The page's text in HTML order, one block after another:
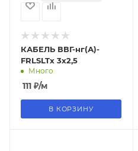
КАБЕЛЬ ВВГ-нг(А)-
FRLSLTx 3х2,5
Много
111 ₽/м
В КОРЗИНУ